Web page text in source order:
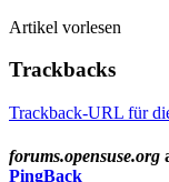
Artikel vorlesen
Trackbacks
Trackback-URL für
forums.opensuse.org
PingBack